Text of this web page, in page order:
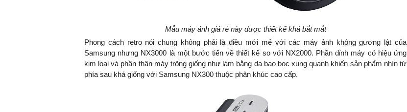
Mẫu máy ảnh giá rẻ này được thiết kế khá bắt mắt
Phong cách retro nói chung không phải là điều mới mẻ với các máy ảnh không gương lật của
Samsung nhưng NX3000 là một bước tiến về thiết kế so với NX2000. Phần đỉnh máy có hiệu ứng
kim loại và phần thân máy trông giống như làm bằng da bao bọc xung quanh khiến sản phẩm nhìn từ
phía sau khá giống với Samsung NX300 thuộc phân khúc cao cấp.